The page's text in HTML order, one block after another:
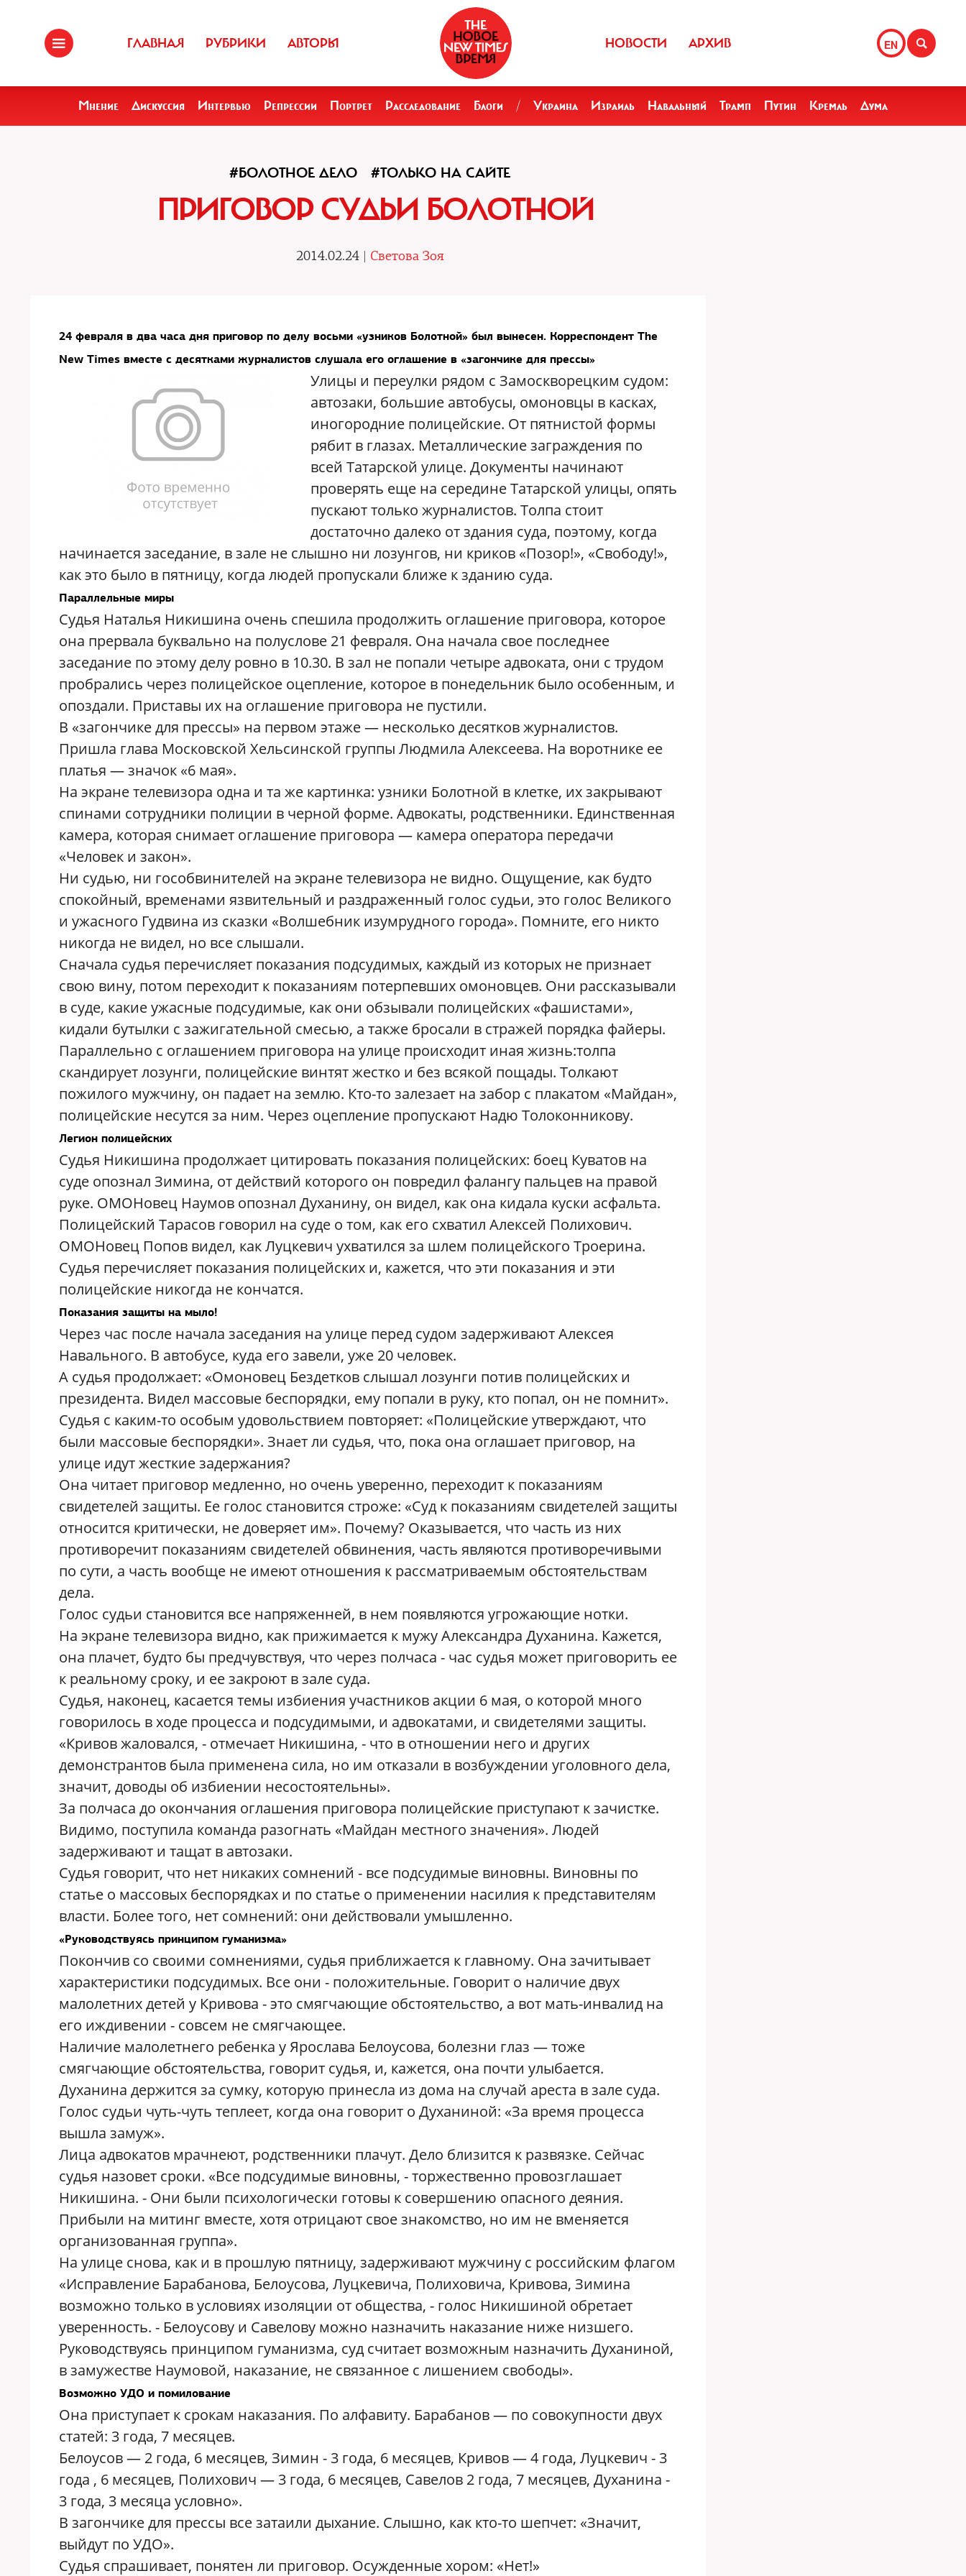
ГЛАВНАЯ РУБРИКИ АВТОРЫ EN
НОВОСТИ АРХИВ
Мнение Дискуссия Интервью Репрессии Портрет Расследование Блоги / Украина Израиль Навальный Трамп Путин Кремль Дума
#БОЛОТНОЕ ДЕЛО #ТОЛЬКО НА САЙТЕ
ПРИГОВОР СУДЬИ БОЛОТНОЙ
2014.02.24 | Светова Зоя
24 февраля в два часа дня приговор по делу восьми «узников Болотной» был вынесен. Корреспондент The
New Times вместе с десятками журналистов слушала его оглашение в «загончике для прессы»
Улицы и переулки рядом с Замоскворецким судом:
автозаки, большие автобусы, омоновцы в касках,
иногородние полицейские. От пятнистой формы
рябит в глазах. Металлические заграждения по
всей Татарской улице. Документы начинают
проверять еще на середине Татарской улицы, опять
пускают только журналистов. Толпа стоит
достаточно далеко от здания суда, поэтому, когда
начинается заседание, в зале не слышно ни лозунгов, ни криков «Позор!», «Свободу!»,
как это было в пятницу, когда людей пропускали ближе к зданию суда.
Параллельные миры
Судья Наталья Никишина очень спешила продолжить оглашение приговора, которое
она прервала буквально на полуслове 21 февраля. Она начала свое последнее
заседание по этому делу ровно в 10.30. В зал не попали четыре адвоката, они с трудом
пробрались через полицейское оцепление, которое в понедельник было особенным, и
опоздали. Приставы их на оглашение приговора не пустили.
В «загончике для прессы» на первом этаже — несколько десятков журналистов.
Пришла глава Московской Хельсинской группы Людмила Алексеева. На воротнике ее
платья — значок «6 мая».
На экране телевизора одна и та же картинка: узники Болотной в клетке, их закрывают
спинами сотрудники полиции в черной форме. Адвокаты, родственники. Единственная
камера, которая снимает оглашение приговора — камера оператора передачи
«Человек и закон».
Ни судью, ни гособвинителей на экране телевизора не видно. Ощущение, как будто
спокойный, временами язвительный и раздраженный голос судьи, это голос Великого
и ужасного Гудвина из сказки «Волшебник изумрудного города». Помните, его никто
никогда не видел, но все слышали.
Сначала судья перечисляет показания подсудимых, каждый из которых не признает
свою вину, потом переходит к показаниям потерпевших омоновцев. Они рассказывали
в суде, какие ужасные подсудимые, как они обзывали полицейских «фашистами»,
кидали бутылки с зажигательной смесью, а также бросали в стражей порядка файеры.
Параллельно с оглашением приговора на улице происходит иная жизнь:толпа
скандирует лозунги, полицейские винтят жестко и без всякой пощады. Толкают
пожилого мужчину, он падает на землю. Кто-то залезает на забор с плакатом «Майдан»,
полицейские несутся за ним. Через оцепление пропускают Надю Толоконникову.
Легион полицейских
Судья Никишина продолжает цитировать показания полицейских: боец Куватов на
суде опознал Зимина, от действий которого он повредил фалангу пальцев на правой
руке. ОМОНовец Наумов опознал Духанину, он видел, как она кидала куски асфальта.
Полицейский Тарасов говорил на суде о том, как его схватил Алексей Полихович.
ОМОНовец Попов видел, как Луцкевич ухватился за шлем полицейского Троерина.
Судья перечисляет показания полицейских и, кажется, что эти показания и эти
полицейские никогда не кончатся.
Показания защиты на мыло!
Через час после начала заседания на улице перед судом задерживают Алексея
Навального. В автобусе, куда его завели, уже 20 человек.
А судья продолжает: «Омоновец Бездетков слышал лозунги потив полицейских и
президента. Видел массовые беспорядки, ему попали в руку, кто попал, он не помнит».
Судья с каким-то особым удовольствием повторяет: «Полицейские утверждают, что
были массовые беспорядки». Знает ли судья, что, пока она оглашает приговор, на
улице идут жесткие задержания?
Она читает приговор медленно, но очень уверенно, переходит к показаниям
свидетелей защиты. Ее голос становится строже: «Суд к показаниям свидетелей защиты
относится критически, не доверяет им». Почему? Оказывается, что часть из них
противоречит показаниям свидетелей обвинения, часть являются противоречивыми
по сути, а часть вообще не имеют отношения к рассматриваемым обстоятельствам
дела.
Голос судьи становится все напряженней, в нем появляются угрожающие нотки.
На экране телевизора видно, как прижимается к мужу Александра Духанина. Кажется,
она плачет, будто бы предчувствуя, что через полчаса - час судья может приговорить ее
к реальному сроку, и ее закроют в зале суда.
Судья, наконец, касается темы избиения участников акции 6 мая, о которой много
говорилось в ходе процесса и подсудимыми, и адвокатами, и свидетелями защиты.
«Кривов жаловался, - отмечает Никишина, - что в отношении него и других
демонстрантов была применена сила, но им отказали в возбуждении уголовного дела,
значит, доводы об избиении несостоятельны».
За полчаса до окончания оглашения приговора полицейские приступают к зачистке.
Видимо, поступила команда разогнать «Майдан местного значения». Людей
задерживают и тащат в автозаки.
Судья говорит, что нет никаких сомнений - все подсудимые виновны. Виновны по
статье о массовых беспорядках и по статье о применении насилия к представителям
власти. Более того, нет сомнений: они действовали умышленно.
«Руководствуясь принципом гуманизма»
Покончив со своими сомнениями, судья приближается к главному. Она зачитывает
характеристики подсудимых. Все они - положительные. Говорит о наличие двух
малолетних детей у Кривова - это смягчающие обстоятельство, а вот мать-инвалид на
его иждивении - совсем не смягчающее.
Наличие малолетнего ребенка у Ярослава Белоусова, болезни глаз — тоже
смягчающие обстоятельства, говорит судья, и, кажется, она почти улыбается.
Духанина держится за сумку, которую принесла из дома на случай ареста в зале суда.
Голос судьи чуть-чуть теплеет, когда она говорит о Духаниной: «За время процесса
вышла замуж».
Лица адвокатов мрачнеют, родственники плачут. Дело близится к развязке. Сейчас
судья назовет сроки. «Все подсудимые виновны, - торжественно провозглашает
Никишина. - Они были психологически готовы к совершению опасного деяния.
Прибыли на митинг вместе, хотя отрицают свое знакомство, но им не вменяется
организованная группа».
На улице снова, как и в прошлую пятницу, задерживают мужчину с российским флагом
«Исправление Барабанова, Белоусова, Луцкевича, Полиховича, Кривова, Зимина
возможно только в условиях изоляции от общества, - голос Никишиной обретает
уверенность. - Белоусову и Савелову можно назначить наказание ниже низшего.
Руководствуясь принципом гуманизма, суд считает возможным назначить Духаниной,
в замужестве Наумовой, наказание, не связанное с лишением свободы».
Возможно УДО и помилование
Она приступает к срокам наказания. По алфавиту. Барабанов — по совокупности двух
статей: 3 года, 7 месяцев.
Белоусов — 2 года, 6 месяцев, Зимин - 3 года, 6 месяцев, Кривов — 4 года, Луцкевич - 3
года , 6 месяцев, Полихович — 3 года, 6 месяцев, Савелов 2 года, 7 месяцев, Духанина -
3 года, 3 месяца условно».
В загончике для прессы все затаили дыхание. Слышно, как кто-то шепчет: «Значит,
выйдут по УДО».
Судья спрашивает, понятен ли приговор. Осужденные хором: «Нет!»